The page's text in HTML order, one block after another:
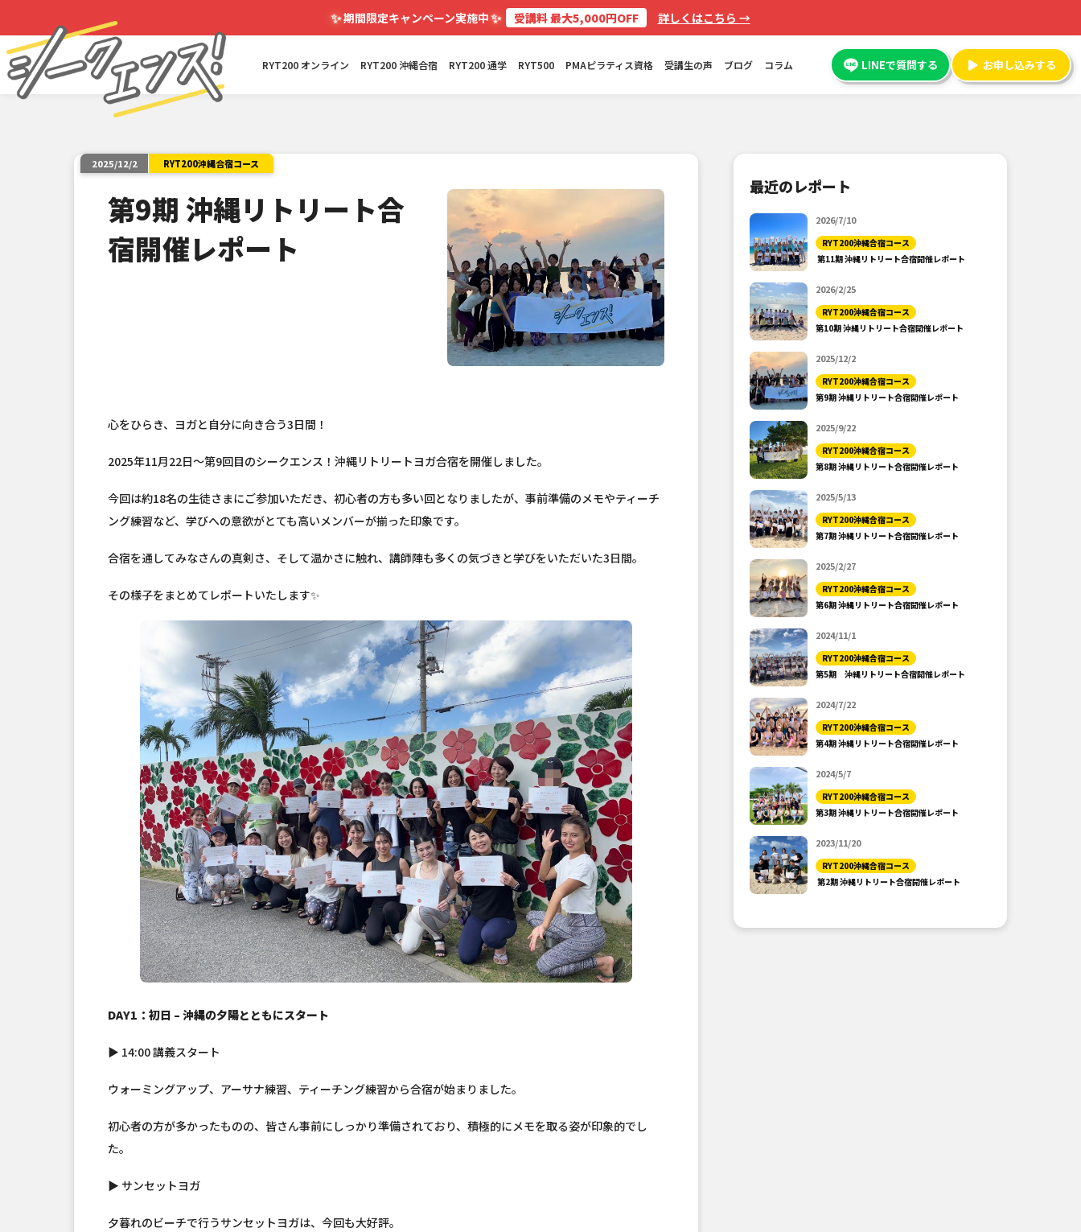
✨期間限定キャンペーン実施中✨ 受講料 最大5,000円OFF 詳しくはこちら →
RYT200 オンライン RYT200 沖縄合宿 RYT200 通学 RYT500 PMAピラティス資格 受講生の声 ブログ コラム LINEで質問する お申し込みする
2025/12/2 RYT200沖縄合宿コース
第9期 沖縄リトリート合
宿開催レポート
心をひらき、ヨガと自分に向き合う3日間！
2025年11月22日〜第9回目のシークエンス！沖縄リトリートヨガ合宿を開催しました。
今回は約18名の生徒さまにご参加いただき、初心者の方も多い回となりましたが、事前準備のメモやティーチ
ング練習など、学びへの意欲がとても高いメンバーが揃った印象です。
合宿を通してみなさんの真剣さ、そして温かさに触れ、講師陣も多くの気づきと学びをいただいた3日間。
その様子をまとめてレポートいたします✨
DAY1：初日 – 沖縄の夕陽とともにスタート
▶ 14:00 講義スタート
ウォーミングアップ、アーサナ練習、ティーチング練習から合宿が始まりました。
初心者の方が多かったものの、皆さん事前にしっかり準備されており、積極的にメモを取る姿が印象的でし
た。
▶ サンセットヨガ
夕暮れのビーチで行うサンセットヨガは、今回も大好評。
最近のレポート
2026/7/10
RYT200沖縄合宿コース
第11期 沖縄リトリート合宿開催レポート
2026/2/25
RYT200沖縄合宿コース
第10期 沖縄リトリート合宿開催レポート
2025/12/2
RYT200沖縄合宿コース
第9期 沖縄リトリート合宿開催レポート
2025/9/22
RYT200沖縄合宿コース
第8期 沖縄リトリート合宿開催レポート
2025/5/13
RYT200沖縄合宿コース
第7期 沖縄リトリート合宿開催レポート
2025/2/27
RYT200沖縄合宿コース
第6期 沖縄リトリート合宿開催レポート
2024/11/1
RYT200沖縄合宿コース
第5期 沖縄リトリート合宿開催レポート
2024/7/22
RYT200沖縄合宿コース
第4期 沖縄リトリート合宿開催レポート
2024/5/7
RYT200沖縄合宿コース
第3期 沖縄リトリート合宿開催レポート
2023/11/20
RYT200沖縄合宿コース
第2期 沖縄リトリート合宿開催レポート